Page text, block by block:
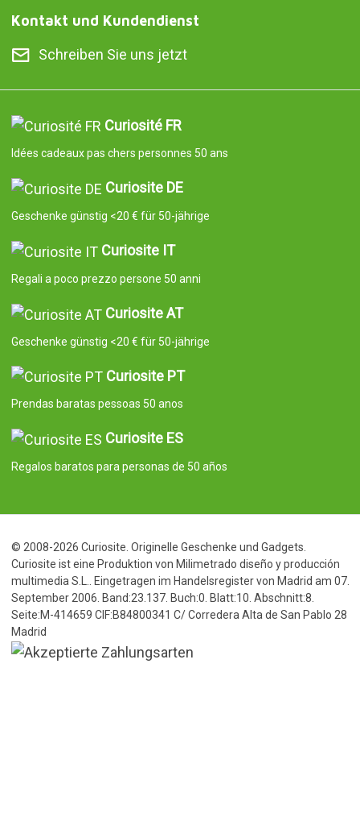
Kontakt und Kundendienst
Schreiben Sie uns jetzt
Curiosité FR
Idées cadeaux pas chers personnes 50 ans
Curiosite DE
Geschenke günstig <20 € für 50-jährige
Curiosite IT
Regali a poco prezzo persone 50 anni
Curiosite AT
Geschenke günstig <20 € für 50-jährige
Curiosite PT
Prendas baratas pessoas 50 anos
Curiosite ES
Regalos baratos para personas de 50 años
© 2008-2026 Curiosite. Originelle Geschenke und Gadgets.
Curiosite ist eine Produktion von Milimetrado diseño y producción
multimedia S.L.. Eingetragen im Handelsregister von Madrid am 07.
September 2006. Band:23.137. Buch:0. Blatt:10. Abschnitt:8.
Seite:M-414659 CIF:B84800341 C/ Corredera Alta de San Pablo 28
Madrid